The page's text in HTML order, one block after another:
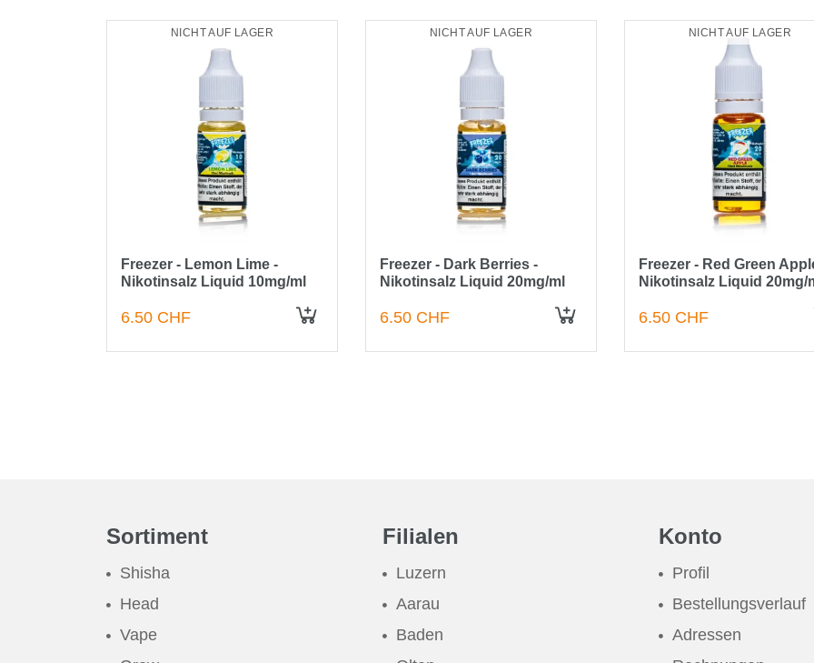
NICHT AUF LAGER
Freezer - Lemon Lime -
Nikotinsalz Liquid 10mg/ml
6.50 CHF
NICHT AUF LAGER
Freezer - Dark Berries -
Nikotinsalz Liquid 20mg/ml
6.50 CHF
NICHT AUF LAGER
Freezer - Red Green
Nikotinsalz Liquid 20mg/
6.50 CHF
Sortiment
Shisha
Head
Vape
Filialen
Luzern
Aarau
Baden
Konto
Profil
Bestellungsverlauf
Adressen